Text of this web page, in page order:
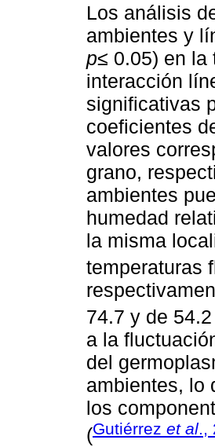
Los análisis
ambientes y
p≤ 0.05) en la
interacción
significativas
coeficientes
valores
grano,
ambientes
humedad
la misma
temperaturas
74.7 y de
a la
del
ambientes, lo
los
(Gutiérrez et al.,